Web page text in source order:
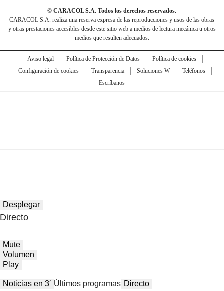
© CARACOL S.A. Todos los derechos reservados.
CARACOL S.A. realiza una reserva expresa de las reproducciones y usos de las obras
y otras prestaciones accesibles desde este sitio web a medios de lectura mecánica u otros
medios que resulten adecuados.
Aviso legal Política de Protección de Datos
Política de cookies
Configuración de cookies
Transparencia Soluciones W
Teléfonos
Escríbanos
Desplegar
Directo
Mute
Volumen
Play
Noticias en 3′ Últimos programas Directo